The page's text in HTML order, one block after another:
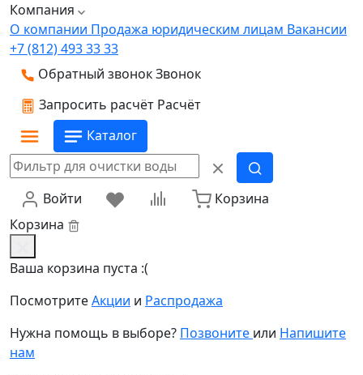
Компания
О компании Продажа юридическим лицам Вакансии
+7 (812) 493 33 33
Обратный звонокЗвонок
Запросить расчёт Расчёт
Каталог
Войти
Корзина
Корзина
Ваша корзина пуста :(
ПосмотритеАкции и Распродажа
Нужна помощь в выборе? Позвоните или Напишите
нам